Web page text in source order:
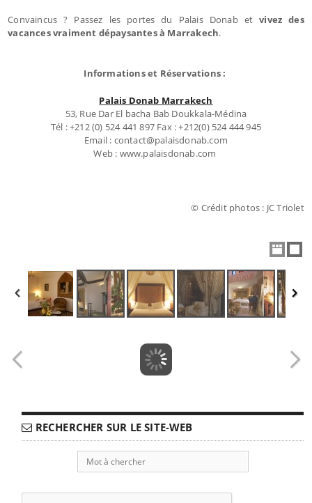
Convaincus ? Passez les portes du Palais Donab etvivez des
vacances vraiment dépaysantes à Marrakech.
Informations et Réservations :
Palais Donab Marrakech
53, Rue Dar El bacha Bab Doukkala-Médina
Tél : +212 (0) 524 441 897 Fax : +212(0) 524 444 945
Email : contact@palaisdonab.com
Web : www.palaisdonab.com
© Crédit photos : JC Triolet
RECHERCHER SUR LE SITE-WEB